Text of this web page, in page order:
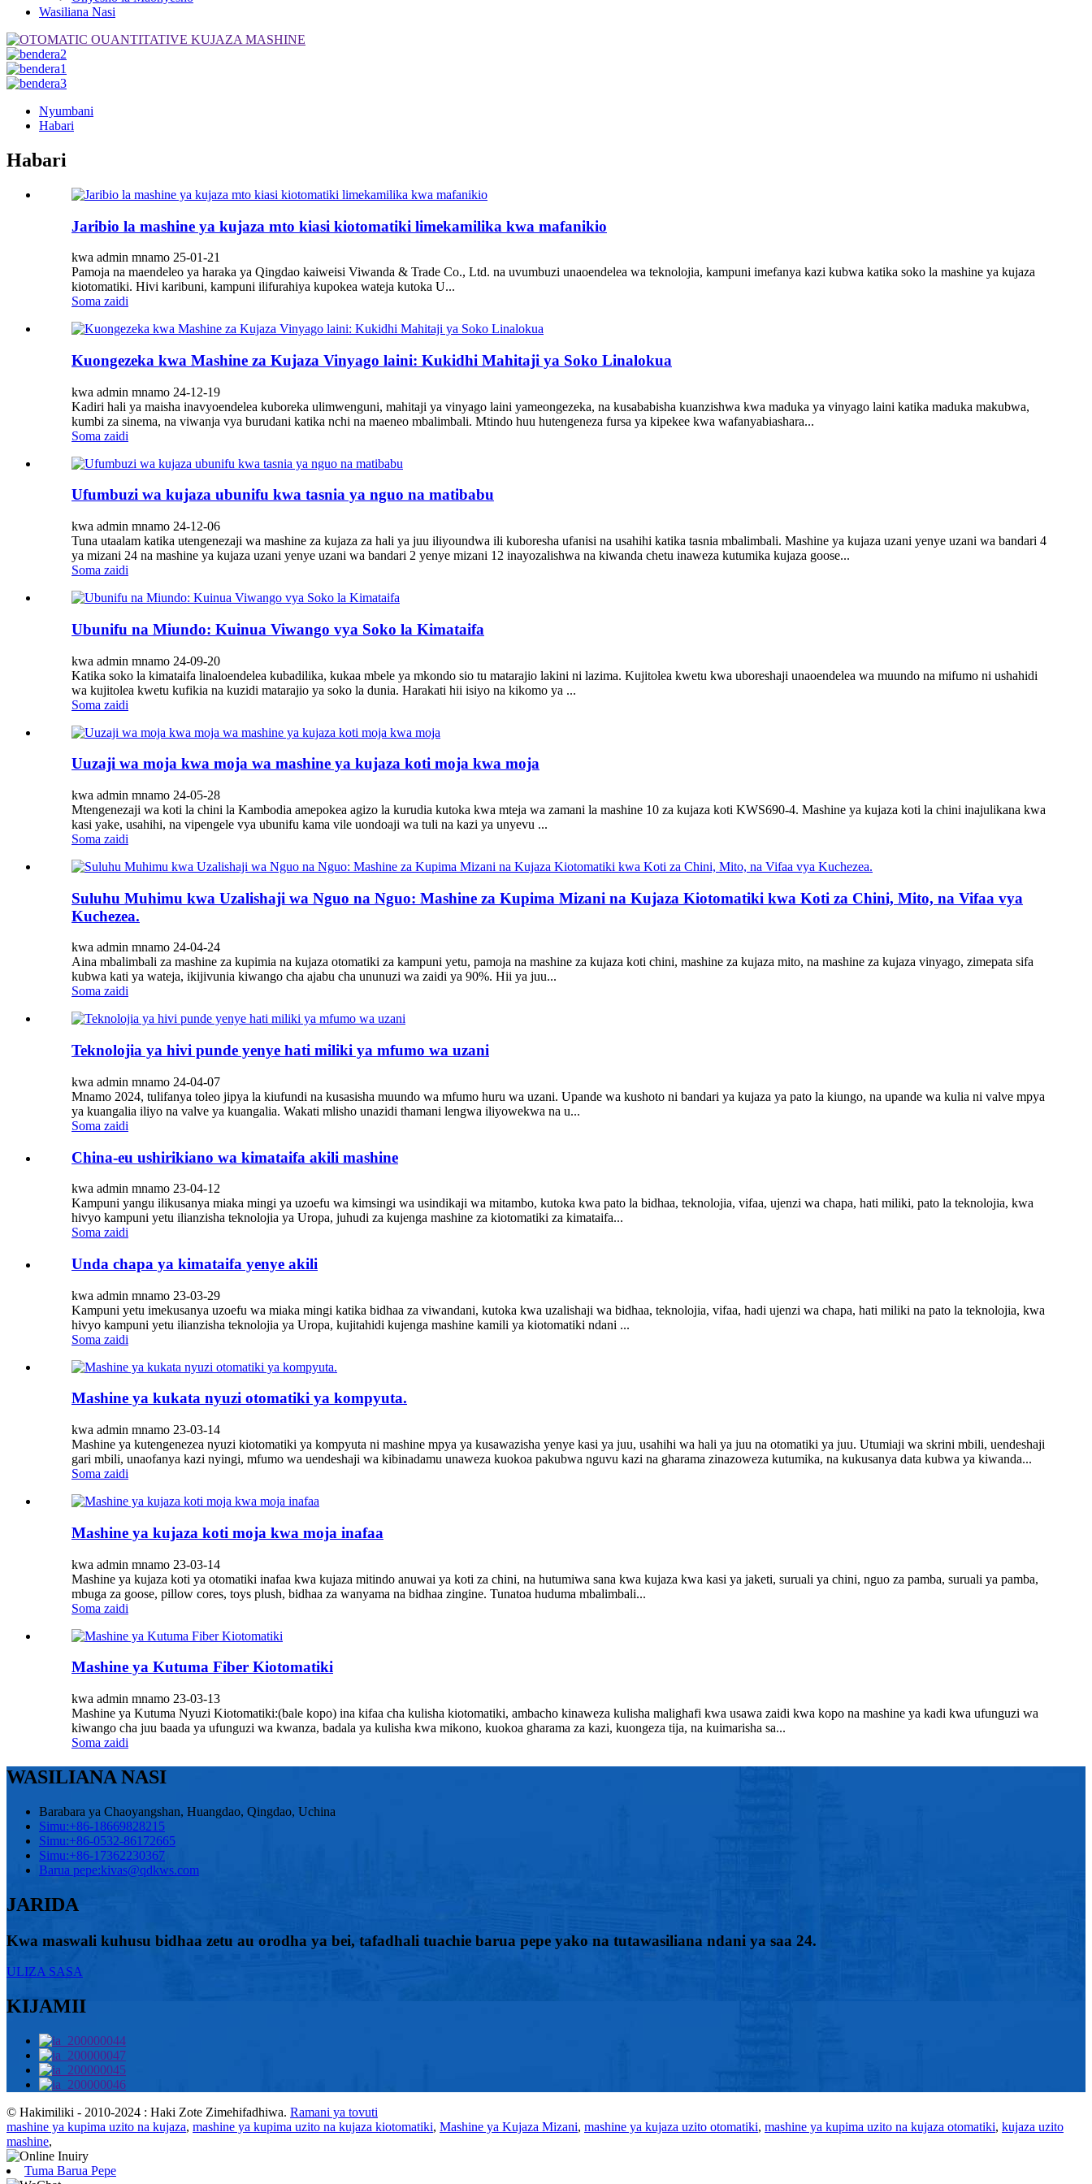
Wasiliana Nasi
Nyumbani
Habari
Habari
Jaribio la mashine ya kujaza mto kiasi kiotomatiki limekamilika kwa mafanikio
kwa admin mnamo 25-01-21
Pamoja na maendeleo ya haraka ya Qingdao kaiweisi Viwanda & Trade Co., Ltd. na uvumbuzi unaoendelea wa teknolojia, kampuni imefanya kazi kubwa katika soko la mashine ya kujaza
kiotomatiki. Hivi karibuni, kampuni ilifurahiya kupokea wateja kutoka U...
Soma zaidi
Kuongezeka kwa Mashine za Kujaza Vinyago laini: Kukidhi Mahitaji ya Soko Linalokua
kwa admin mnamo 24-12-19
Kadiri hali ya maisha inavyoendelea kuboreka ulimwenguni, mahitaji ya vinyago laini yameongezeka, na kusababisha kuanzishwa kwa maduka ya vinyago laini katika maduka makubwa,
kumbi za sinema, na viwanja vya burudani katika nchi na maeneo mbalimbali. Mtindo huu hutengeneza fursa ya kipekee kwa wafanyabiashara...
Soma zaidi
Ufumbuzi wa kujaza ubunifu kwa tasnia ya nguo na matibabu
kwa admin mnamo 24-12-06
Tuna utaalam katika utengenezaji wa mashine za kujaza za hali ya juu iliyoundwa ili kuboresha ufanisi na usahihi katika tasnia mbalimbali. Mashine ya kujaza uzani yenye uzani wa bandari 4
ya mizani 24 na mashine ya kujaza uzani yenye uzani wa bandari 2 yenye mizani 12 inayozalishwa na kiwanda chetu inaweza kutumika kujaza goose...
Soma zaidi
Ubunifu na Miundo: Kuinua Viwango vya Soko la Kimataifa
kwa admin mnamo 24-09-20
Katika soko la kimataifa linaloendelea kubadilika, kukaa mbele ya mkondo sio tu matarajio lakini ni lazima. Kujitolea kwetu kwa uboreshaji unaoendelea wa muundo na mifumo ni ushahidi
wa kujitolea kwetu kufikia na kuzidi matarajio ya soko la dunia. Harakati hii isiyo na kikomo ya ...
Soma zaidi
Uuzaji wa moja kwa moja wa mashine ya kujaza koti moja kwa moja
kwa admin mnamo 24-05-28
Mtengenezaji wa koti la chini la Kambodia amepokea agizo la kurudia kutoka kwa mteja wa zamani la mashine 10 za kujaza koti KWS690-4. Mashine ya kujaza koti la chini inajulikana kwa
kasi yake, usahihi, na vipengele vya ubunifu kama vile uondoaji wa tuli na kazi ya unyevu ...
Soma zaidi
Suluhu Muhimu kwa Uzalishaji wa Nguo na Nguo: Mashine za Kupima Mizani na Kujaza Kiotomatiki kwa Koti za Chini, Mito, na Vifaa vya
Kuchezea.
kwa admin mnamo 24-04-24
Aina mbalimbali za mashine za kupimia na kujaza otomatiki za kampuni yetu, pamoja na mashine za kujaza koti chini, mashine za kujaza mito, na mashine za kujaza vinyago, zimepata sifa
kubwa kati ya wateja, ikijivunia kiwango cha ajabu cha ununuzi wa zaidi ya 90%. Hii ya juu...
Soma zaidi
Teknolojia ya hivi punde yenye hati miliki ya mfumo wa uzani
kwa admin mnamo 24-04-07
Mnamo 2024, tulifanya toleo jipya la kiufundi na kusasisha muundo wa mfumo huru wa uzani. Upande wa kushoto ni bandari ya kujaza ya pato la kiungo, na upande wa kulia ni valve mpya
ya kuangalia iliyo na valve ya kuangalia. Wakati mlisho unazidi thamani lengwa iliyowekwa na u...
Soma zaidi
China-eu ushirikiano wa kimataifa akili mashine
kwa admin mnamo 23-04-12
Kampuni yangu ilikusanya miaka mingi ya uzoefu wa kimsingi wa usindikaji wa mitambo, kutoka kwa pato la bidhaa, teknolojia, vifaa, ujenzi wa chapa, hati miliki, pato la teknolojia, kwa
hivyo kampuni yetu ilianzisha teknolojia ya Uropa, juhudi za kujenga mashine za kiotomatiki za kimataifa...
Soma zaidi
Unda chapa ya kimataifa yenye akili
kwa admin mnamo 23-03-29
Kampuni yetu imekusanya uzoefu wa miaka mingi katika bidhaa za viwandani, kutoka kwa uzalishaji wa bidhaa, teknolojia, vifaa, hadi ujenzi wa chapa, hati miliki na pato la teknolojia, kwa
hivyo kampuni yetu ilianzisha teknolojia ya Uropa, kujitahidi kujenga mashine kamili ya kiotomatiki ndani ...
Soma zaidi
Mashine ya kukata nyuzi otomatiki ya kompyuta.
kwa admin mnamo 23-03-14
Mashine ya kutengenezea nyuzi kiotomatiki ya kompyuta ni mashine mpya ya kusawazisha yenye kasi ya juu, usahihi wa hali ya juu na otomatiki ya juu. Utumiaji wa skrini mbili, uendeshaji
gari mbili, unaofanya kazi nyingi, mfumo wa uendeshaji wa kibinadamu unaweza kuokoa pakubwa nguvu kazi na gharama zinazoweza kutumika, na kukusanya data kubwa ya kiwanda...
Soma zaidi
Mashine ya kujaza koti moja kwa moja inafaa
kwa admin mnamo 23-03-14
Mashine ya kujaza koti ya otomatiki inafaa kwa kujaza mitindo anuwai ya koti za chini, na hutumiwa sana kwa kujaza kwa kasi ya jaketi, suruali ya chini, nguo za pamba, suruali ya pamba,
mbuga za goose, pillow cores, toys plush, bidhaa za wanyama na bidhaa zingine. Tunatoa huduma mbalimbali...
Soma zaidi
Mashine ya Kutuma Fiber Kiotomatiki
kwa admin mnamo 23-03-13
Mashine ya Kutuma Nyuzi Kiotomatiki:(bale kopo) ina kifaa cha kulisha kiotomatiki, ambacho kinaweza kulisha malighafi kwa usawa zaidi kwa kopo na mashine ya kadi kwa ufunguzi wa
kiwango cha juu baada ya ufunguzi wa kwanza, badala ya kulisha kwa mikono, kuokoa gharama za kazi, kuongeza tija, na kuimarisha sa...
Soma zaidi
WASILIANA NASI
Barabara ya Chaoyangshan, Huangdao, Qingdao, Uchina
Simu:+86-18669828215
Simu:+86-0532-86172665
Simu:+86-17362230367
Barua pepe:kivas@qdkws.com
JARIDA
Kwa maswali kuhusu bidhaa zetu au orodha ya bei, tafadhali tuachie barua pepe yako na tutawasiliana ndani ya saa 24.
ULIZA SASA
KIJAMII
© Hakimiliki - 2010-2024 : Haki Zote Zimehifadhiwa. Ramani ya tovuti
mashine ya kupima uzito na kujaza, mashine ya kupima uzito na kujaza kiotomatiki, Mashine ya Kujaza Mizani, mashine ya kujaza uzito otomatiki, mashine ya kupima uzito na kujaza otomatiki, kujaza uzito
mashine,
Tuma Barua Pepe